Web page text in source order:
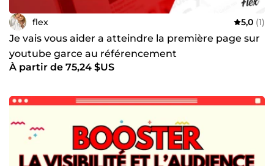
flex 5,0 (1)
Je vais vous aider a atteindre la première page sur
youtube garce au référencement
À partir de 75,24 $US